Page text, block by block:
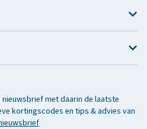
met daarin de laatste
kortingscodes en tips & advies van